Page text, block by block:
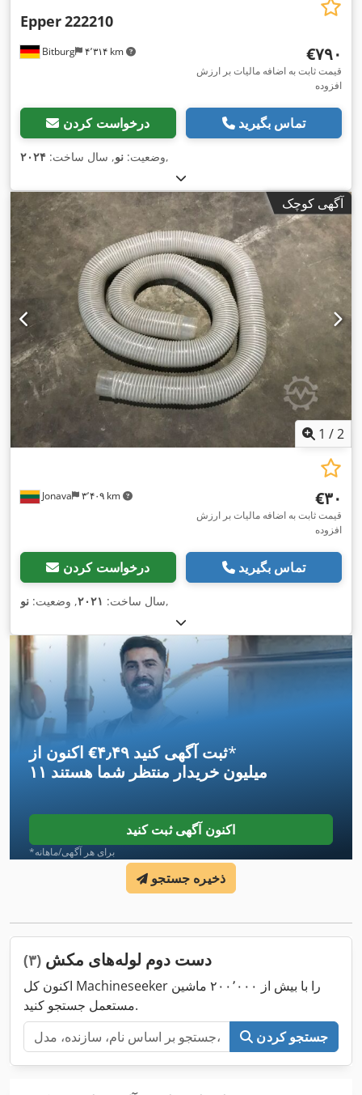
Bitburg ۴٬۳۱۴ km
Epper222210
‎€۷۹۰
قیمت ثابت به اضافه مالیات بر ارزش
افزوده
درخواست کردن تماس بگیرید
وضعیت: نو, سال ساخت: ۲۰۲۴ ,
آگهی کوچک
1 /2
Jonava ۳٬۴۰۹ km ‎€۳۰
قیمت ثابت به اضافه مالیات بر ارزش
افزوده
درخواست کردن تماس بگیرید
سال ساخت: ۲۰۲۱, وضعیت: نو ,
اکنون از ‎€۴٫۴۹ ثبت آگهی کنید*
۱۱ میلیون خریدار منتظر شما هستند
اکنون آگهی ثبت کنید
*برای هر آگهی/ماهانه
ذخیره جستجو
دست دوم لوله‌های مکش (۳)
اکنون کل Machineseeker را با بیش از ۲۰۰٬۰۰۰ ماشین
مستعمل جستجو کنید.
جستجو کردن